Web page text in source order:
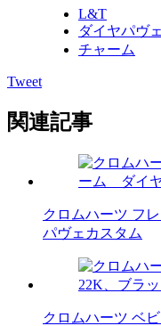
L&T
ダイヤパヴェ
チャーム
Tweet
関連記事
クロムハーツ フ
パヴェカスタム
クロムハーツ ベ